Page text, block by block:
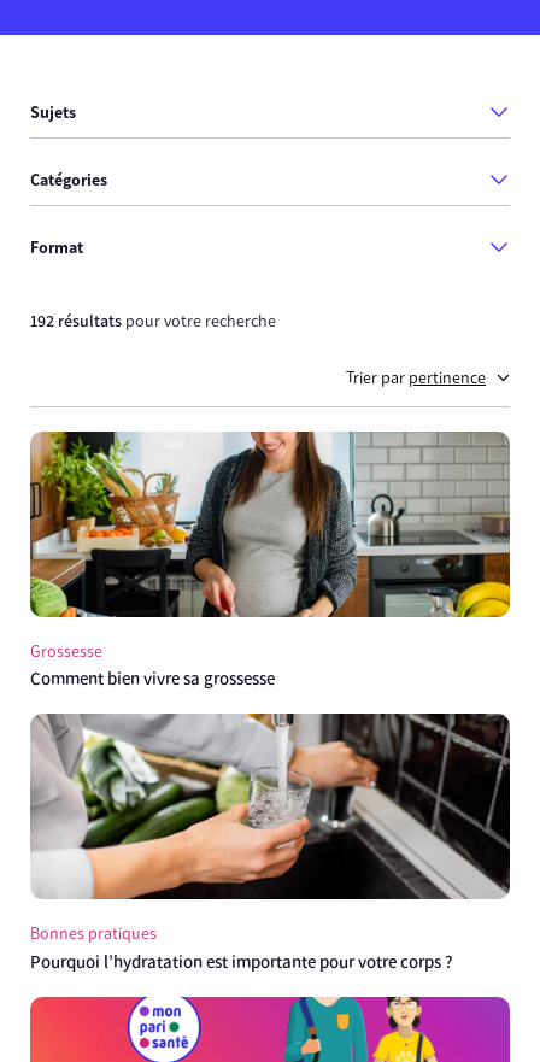
Sujets
Catégories
Format
192 résultats pour votre recherche
Trier par pertinence
Grossesse
Comment bien vivre sa grossesse
Bonnes pratiques
Pourquoi l’hydratation est importante pour votre corps ?